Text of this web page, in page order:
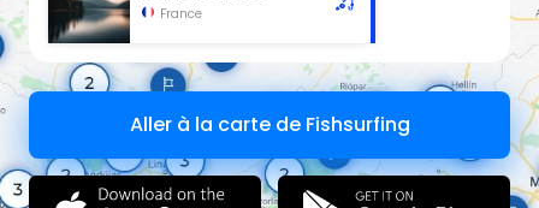
France
Aller à la carte de Fishsurfing